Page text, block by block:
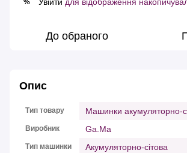
До обраного
Опис
Тип товару Машинки акумуляторно-
Виробник Ga.Ma
Тип машинки Акумуляторно-сітова